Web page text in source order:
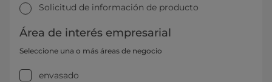
Solicitud de información de producto
Área de interés empresarial
Seleccione una o más áreas de negocio
envasado